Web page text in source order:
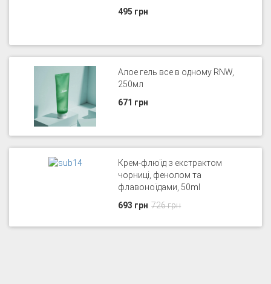
495 грн
Алое гель все в одному RNW,
250мл
671 грн
Крем-флюїд з екстрактом
чорниці, фенолом та
флавоноїдами, 50ml
726 грн
693 грн